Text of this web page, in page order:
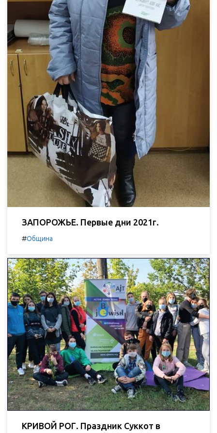
ЗАПОРОЖЬЕ. Первые дни 2021г.
#Община
КРИВОЙ РОГ. Праздник Суккот в